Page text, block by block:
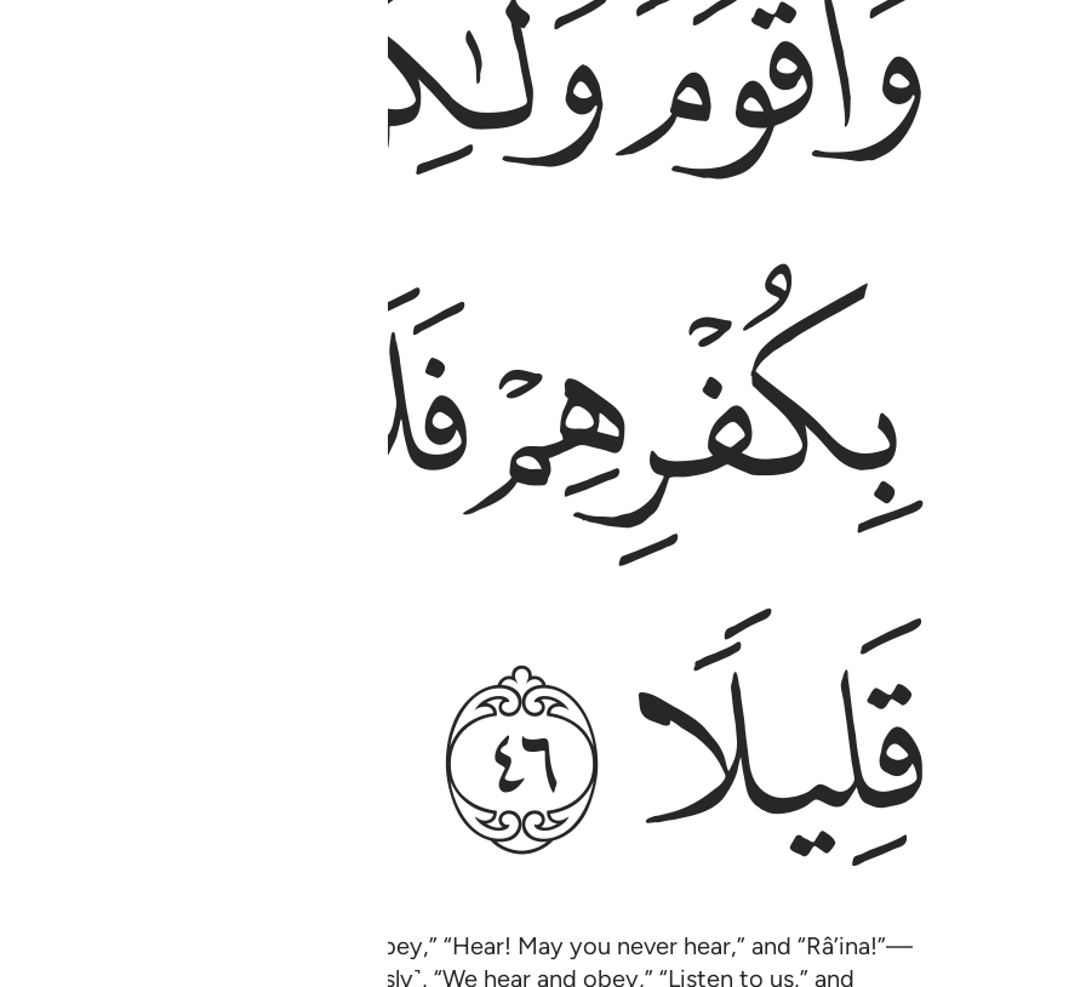
ﱪﱫ
ﱮﱯ
ﱲﱳ
and say, “We listen and we disobey,” “Hear! May you never hear,” and “Râ’ina!”—
faith. Had they said ˹courteously˺, “We hear and obey,” “Listen to us,” and